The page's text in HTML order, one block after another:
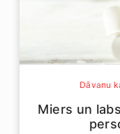
Dāvanu
Miers un